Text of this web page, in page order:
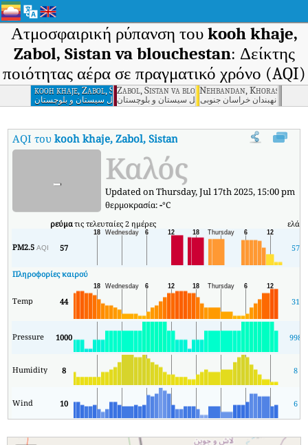
Ατμοσφαιρική ρύπανση του kooh khaje,
Zabol, Sistan va blouchestan: Δείκτης
ποιότητας αέρα σε πραγματικό χρόνο (AQI)
kooh khaje, Zabol, Sistan va blouchestan
کوه خواجه زابل سیستان و بلوچستان
Zabol, Sistan va blouchestan
زابل سیستان و بلوچستان
Nehbandan, Khorasan
نهبندان خراسان جنوبی
AQI τουkooh khaje, Zabol, Sistan va blouchestan: Δείκτης
- Καλός
Updated on Thursday, Jul 17th 2025, 15:00 pm
θερμοκρασία:-°C
ρεύματις τελευταίες 2 ημέρες ελάχ
PM2.5AQI 57 57
Πληροφορίες καιρού
Temp 44 31
Pressure 1000 998
Humidity 8 8
Wind 10 6